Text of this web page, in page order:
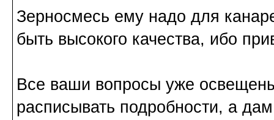
Зерносмесь ему надо для
быть высокого качества, ибо
Все ваши вопросы уже
расписывать подробности, а